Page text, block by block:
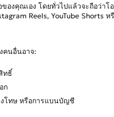
งคุณเอง โดยทั่วไปแล้วจะถือว่าโ
Reels, YouTube Shorts
คนอื่นอาจ:
ทธิ์
ก
โทษ หรือการแบนบัญชี